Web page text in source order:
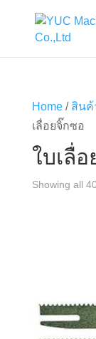
Home/ สินค้
เลื่อยจิ๊กซอ
ใบเลื่
Showing all